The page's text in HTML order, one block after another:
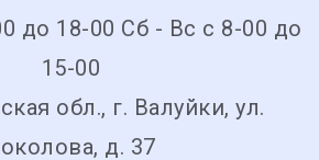
до 18-00 Сб - Вс с 8-00 до
15-00
обл., г. Валуйки, ул.
д. 37